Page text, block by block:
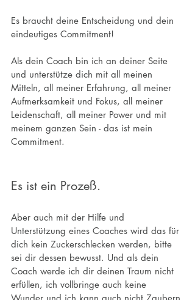
Es braucht deine Entscheidung und dein
eindeutiges Commitment!
Als dein Coach bin ich an deiner Seite
und unterstütze dich mit all meinen
Mitteln, all meiner Erfahrung, all meiner
Aufmerksamkeit und Fokus, all meiner
Leidenschaft, all meiner Power und mit
meinem ganzen Sein - das ist mein
Commitment.
Es ist ein Prozeß.
Aber auch mit der Hilfe und
Unterstützung eines Coaches wird das für
dich kein Zuckerschlecken werden, bitte
sei dir dessen bewusst. Und als dein
Coach werde ich dir deinen Traum nicht
erfüllen, ich vollbringe auch keine
Wunder und ich kann auch nicht Zaubern